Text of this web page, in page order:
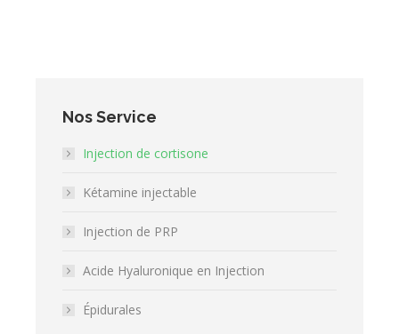
Nos Service
Injection de cortisone
⁠Kétamine injectable
Injection de PRP
Acide Hyaluronique en Injection
Épidurales